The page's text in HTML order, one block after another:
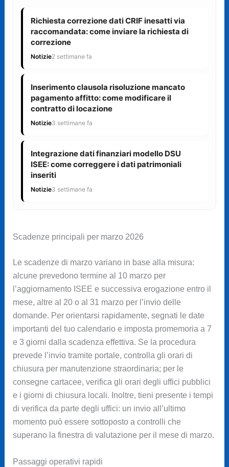
Richiesta correzione dati CRIF inesatti via
raccomandata: come inviare la richiesta di
correzione
Notizie2 settimane fa
Inserimento clausola risoluzione mancato
pagamento affitto: come modificare il
contratto di locazione
Notizie3 settimane fa
Integrazione dati finanziari modello DSU
ISEE: come correggere i dati patrimoniali
inseriti
Notizie3 settimane fa
Scadenze principali per marzo 2026
Le scadenze di marzo variano in base alla misura:
alcune prevedono termine al 10 marzo per
l’aggiornamento ISEE e successiva erogazione entro il
mese, altre al 20 o al 31 marzo per l’invio delle
domande. Per orientarsi rapidamente, segnati le date
importanti del tuo calendario e imposta promemoria a 7
e 3 giorni dalla scadenza effettiva. Se la procedura
prevede l’invio tramite portale, controlla gli orari di
chiusura per manutenzione straordinaria; per le
consegne cartacee, verifica gli orari degli uffici pubblici
e i giorni di chiusura locali. Inoltre, tieni presente i tempi
di verifica da parte degli uffici: un invio all’ultimo
momento può essere sottoposto a controlli che
superano la finestra di valutazione per il mese di marzo.
Passaggi operativi rapidi